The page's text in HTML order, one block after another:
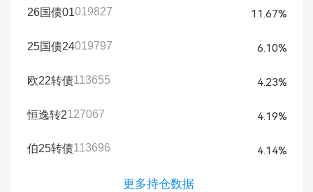
26国债01019827 11.67%
25国债24019797 6.10%
欧22转债113655 4.23%
恒逸转2127067 4.19%
伯25转债113696 4.14%
更多持仓数据